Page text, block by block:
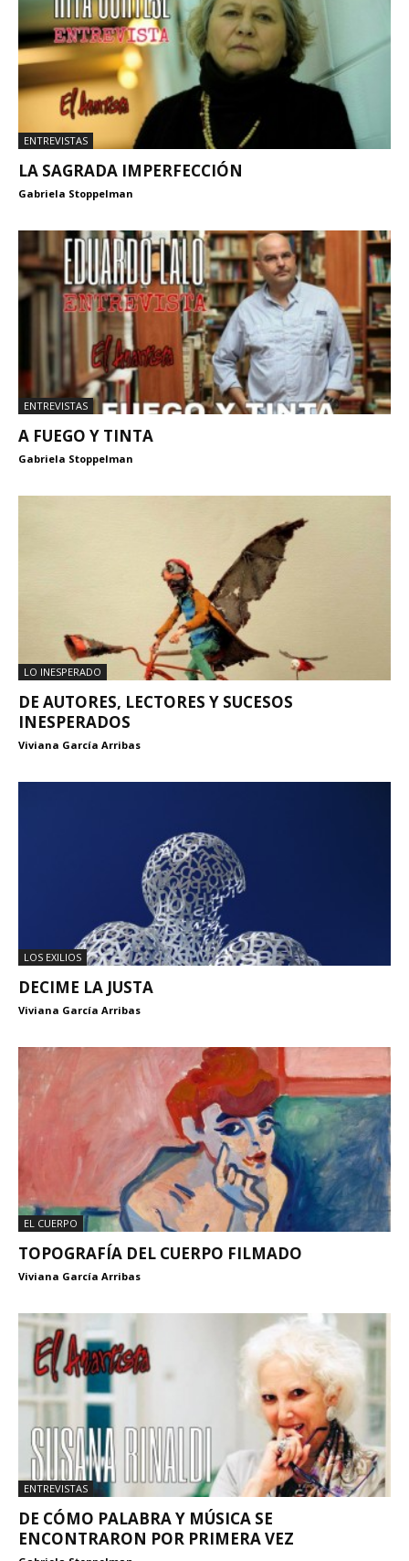
ENTREVISTAS
LA SAGRADA IMPERFECCIÓN
Gabriela Stoppelman
ENTREVISTAS
A FUEGO Y TINTA
Gabriela Stoppelman
LO INESPERADO
DE AUTORES, LECTORES Y SUCESOS
INESPERADOS
Viviana García Arribas
LOS EXILIOS
DECIME LA JUSTA
Viviana García Arribas
EL CUERPO
TOPOGRAFÍA DEL CUERPO FILMADO
Viviana García Arribas
ENTREVISTAS
DE CÓMO PALABRA Y MÚSICA SE
ENCONTRARON POR PRIMERA VEZ